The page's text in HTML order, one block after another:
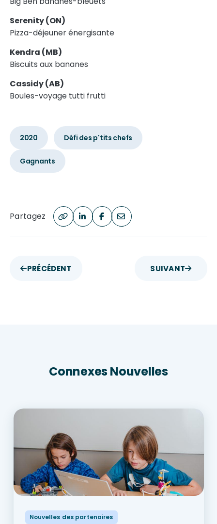
Serenity (ON)
Pizza-déjeuner énergisante
Kendra (MB)
Biscuits aux bananes
Cassidy (AB)
Boules-voyage tutti frutti
2020 Défi des p'tits chefs
Gagnants
Partagez
PRÉCÉDENT SUIVANT
Connexes Nouvelles
Nouvelles des partenaires